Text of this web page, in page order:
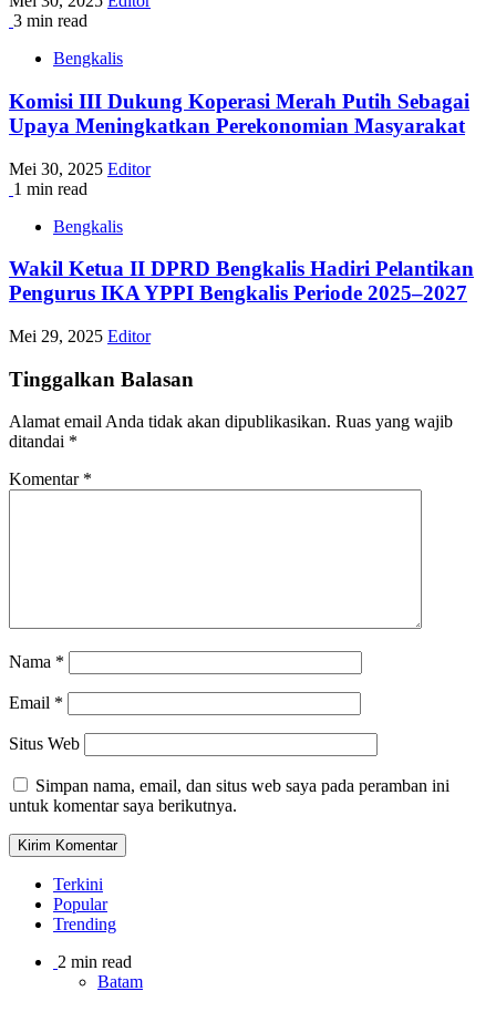
3 min read
Bengkalis
Komisi III Dukung Koperasi Merah Putih Sebagai
Upaya Meningkatkan Perekonomian Masyarakat
Mei 30, 2025 Editor
1 min read
Bengkalis
Wakil Ketua II DPRD Bengkalis Hadiri Pelantikan
Pengurus IKA YPPI Bengkalis Periode 2025–2027
Mei 29, 2025 Editor
Tinggalkan Balasan
Alamat email Anda tidak akan dipublikasikan. Ruas yang wajib
ditandai *
Komentar *
Nama *
Email *
Situs Web
Simpan nama, email, dan situs web saya pada peramban ini
untuk komentar saya berikutnya.
Terkini
Popular
Trending
2 min read
Batam